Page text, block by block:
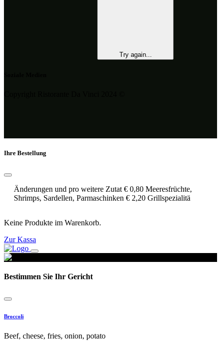
Try again...
Ihre Bestellung
Änderungen und pro weitere Zutat € 0,80 Meeresfrüchte,
Shrimps, Sardellen, Parmaschinken € 2,20 Grillspezialitä
Keine Produkte im Warenkorb.
Zur Kassa
Bestimmen Sie Ihr Gericht
Broccoli
Beef, cheese, fries, onion, potato